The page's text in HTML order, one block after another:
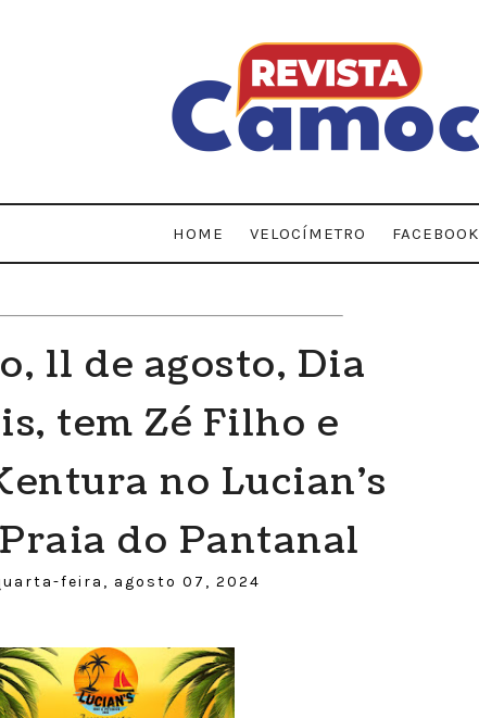
HOME VELOCÍMETRO FACEBOOK
11 de agosto, Dia
tem Zé Filho e
no Lucian's
do Pantanal
feira, agosto 07, 2024